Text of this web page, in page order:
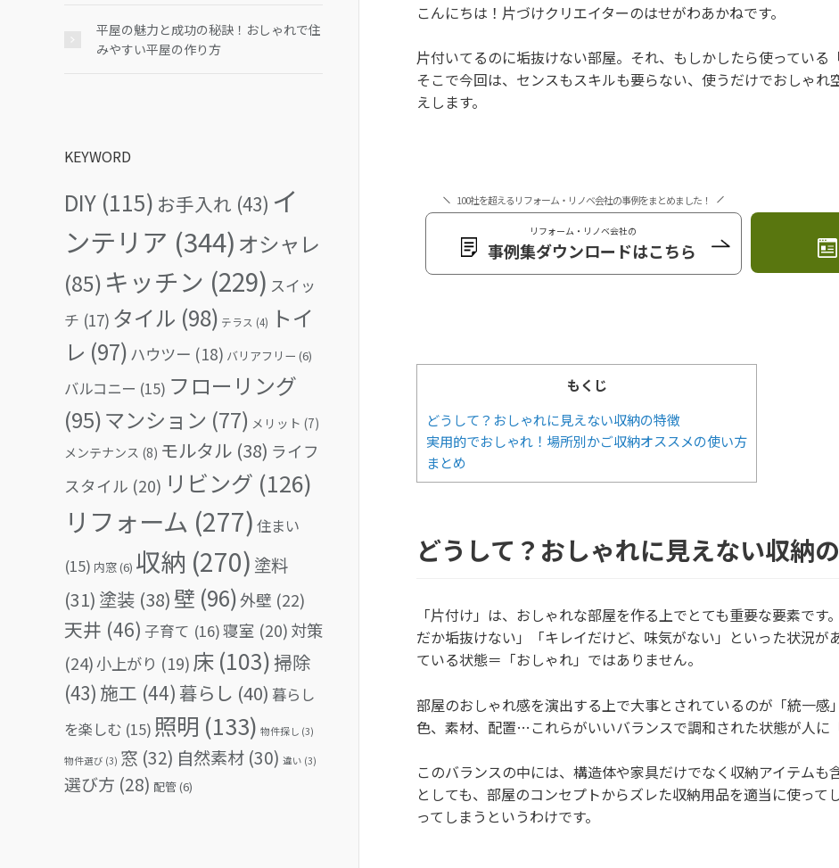
こんにちは！片づけクリエイターのはせがわあかねです。
片付いてるのに垢抜けない部屋。それ、もしかしたら使っている
そこで今回は、センスもスキルも要らない、使うだけでおしゃ
えします。
100社を超えるリフォーム・リノベ会社の事例をまとめました！
リフォーム・リノベ会社の
事例集ダウンロードはこちら
もくじ
どうして？おしゃれに見えない収納の特徴
実用的でおしゃれ！場所別かご収納オススメの使い方
まとめ
どうして？おしゃれに見えない収納
「片付け」は、おしゃれな部屋を作る上でとても重要な要素で
だか垢抜けない」「キレイだけど、味気がない」といった状況が
ている状態＝「おしゃれ」ではありません。
部屋のおしゃれ感を演出する上で大事とされているのが「統一感
色、素材、配置…これらがいいバランスで調和された状態が人に
このバランスの中には、構造体や家具だけでなく収納アイテムも
としても、部屋のコンセプトからズレた収納用品を適当に使って
ってしまうというわけです。
平屋の魅力と成功の秘訣！おしゃれで住
みやすい平屋の作り方
KEYWORD
DIY (115) お手入れ (43) イ
ンテリア (344) オシャレ
(85) キッチン (229) スイッ
チ (17) タイル (98) テラス (4)
トイ
レ (97) ハウツー (18) バリアフリー (6)
バルコニー (15) フローリング
(95)マンション (77) メリット (7)
メンテナンス (8) モルタル (38) ライフ
スタイル (20) リビング (126)
リフォーム (277) 住まい
(15) 内窓(6) 収納 (270) 塗料
(31) 塗装 (38) 壁 (96)外壁 (22)
天井 (46) 子育て (16)寝室 (20) 対策
(24)小上がり (19) 床 (103)掃除
(43) 施工 (44) 暮らし (40) 暮らし
を楽しむ (15) 照明 (133) 物件探し (3)
物件選び (3) 窓 (32) 自然素材 (30) 違い (3)
選び方 (28) 配管(6)